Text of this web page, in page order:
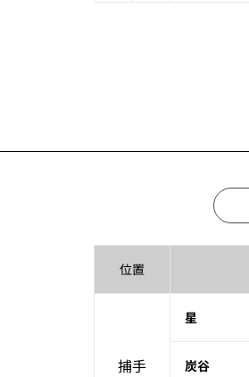
位置
捕手
星
炭谷